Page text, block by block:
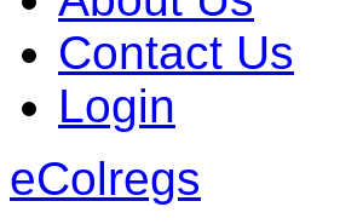
Contact Us
Login
eColregs